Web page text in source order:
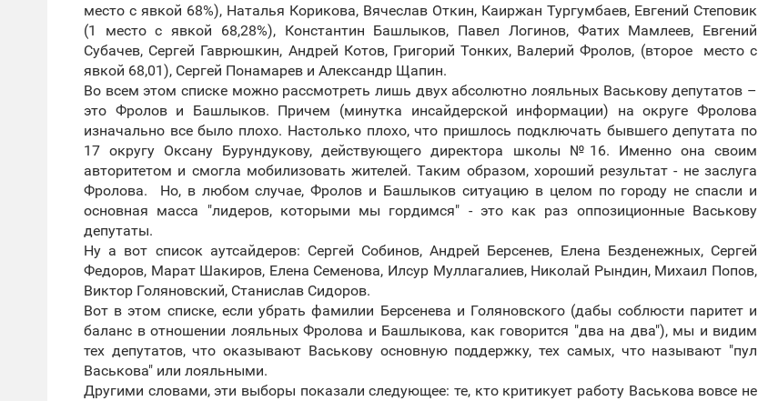
место с явкой 68%), Наталья Корикова, Вячеслав Откин, Каиржан Тургумбаев, Евгений Степовик
(1 место с явкой 68,28%), Константин Башлыков, Павел Логинов, Фатих Мамлеев, Евгений
Субачев, Сергей Гаврюшкин, Андрей Котов, Григорий Тонких, Валерий Фролов, (второе место с
явкой 68,01), Сергей Понамарев и Александр Щапин.
Во всем этом списке можно рассмотреть лишь двух абсолютно лояльных Васькову депутатов –
это Фролов и Башлыков. Причем (минутка инсайдерской информации) на округе Фролова
изначально все было плохо. Настолько плохо, что пришлось подключать бывшего депутата по
17 округу Оксану Бурундукову, действующего директора школы №16. Именно она своим
авторитетом и смогла мобилизовать жителей. Таким образом, хороший результат - не заслуга
Фролова. Но, в любом случае, Фролов и Башлыков ситуацию в целом по городу не спасли и
основная масса "лидеров, которыми мы гордимся" - это как раз оппозиционные Васькову
депутаты.
Ну а вот список аутсайдеров: Сергей Собинов, Андрей Берсенев, Елена Безденежных, Сергей
Федоров, Марат Шакиров, Елена Семенова, Илсур Муллагалиев, Николай Рындин, Михаил Попов,
Виктор Голяновский, Станислав Сидоров.
Вот в этом списке, если убрать фамилии Берсенева и Голяновского (дабы соблюсти паритет и
баланс в отношении лояльных Фролова и Башлыкова, как говорится "два на два"), мы и видим
тех депутатов, что оказывают Васькову основную поддержку, тех самых, что называют "пул
Васькова" или лояльными.
Другими словами, эти выборы показали следующее: те, кто критикует работу Васькова вовсе не